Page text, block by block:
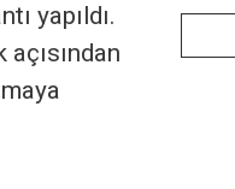
yapıldı.